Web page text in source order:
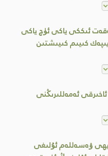
ئىككى ياكى ئۈچ ياكى
كىيىم كىيىشتىن
ئەمەللىرىڭنى
ۋەسەللەم ئۇلىغى